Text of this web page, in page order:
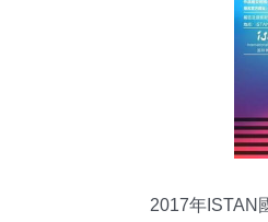
2017年ISTAN